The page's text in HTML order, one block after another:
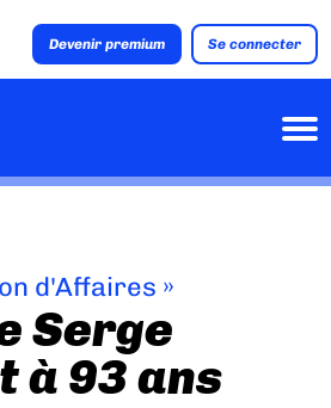
Devenir premium Se connecter
d'Affaires »
Serge
à 93 ans